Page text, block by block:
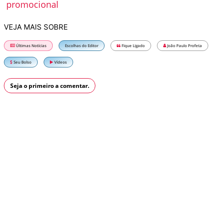
promocional
VEJA MAIS SOBRE
Últimas Notícias Escolhas do Editor Fique Ligado João Paulo Profeta
Seu Bolso Vídeos
Seja o primeiro a comentar.